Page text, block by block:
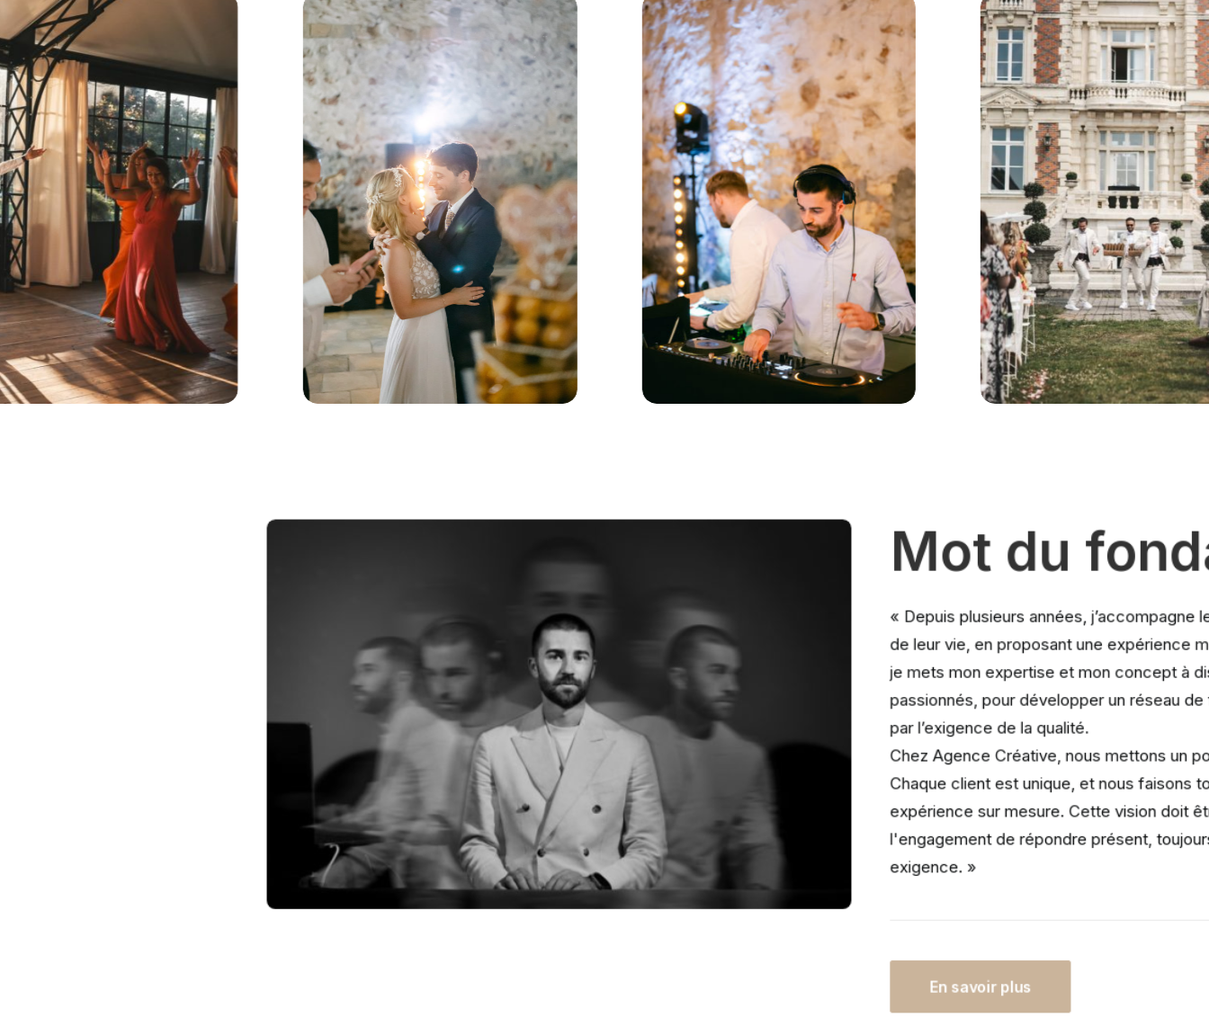
Mot du
« Depuis plusieurs années, j’accompagne
de leur vie, en proposant une expérience
je mets mon expertise et mon concept à
passionnés, pour développer un réseau
par l’exigence de la qualité.
Chez Agence Créative, nous mettons un
Chaque client est unique, et nous faisons
expérience sur mesure. Cette vision doit
l'engagement de répondre présent,
exigence. »
En savoir plus